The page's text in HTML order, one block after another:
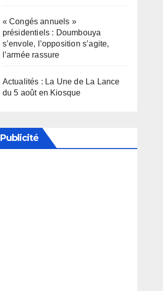
« Congés annuels »
présidentiels : Doumbouya
s’envole, l’opposition s’agite,
l’armée rassure
Actualités : La Une de La Lance
du 5 août en Kiosque
Publicité